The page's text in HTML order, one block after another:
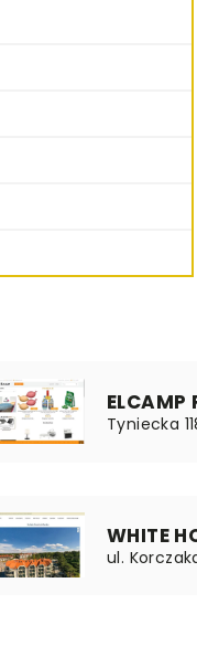
ELCAMP
Tyniecka
WHITE
ul.